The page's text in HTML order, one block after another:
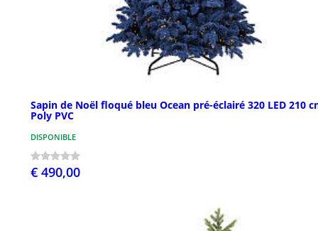
Sapin de Noël floqué bleu Ocean pré-éclairé 320 LED 210
Poly PVC
DISPONIBLE
€ 490,00